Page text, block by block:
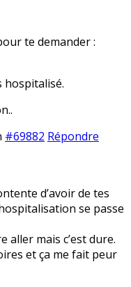
te demander :
hospitalisé.
#69882 Répondre
d’avoir de tes
se passe
aller mais c’est dure.
et ça me fait peur